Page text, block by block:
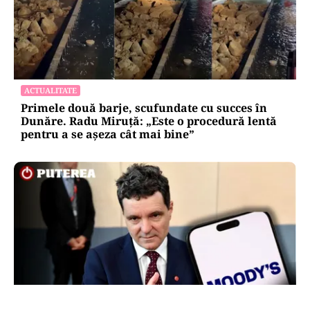
ACTUALITATE
Primele două barje, scufundate cu succes în
Dunăre. Radu Miruță: „Este o procedură lentă
pentru a se așeza cât mai bine”